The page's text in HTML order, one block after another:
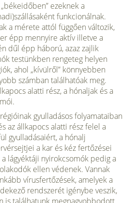
ezeknek a
funkcionálnak.
a mérete attól függően változik,
épp mennyire aktív illetve a
dűl épp háború, azaz zajlik
testünkben rengeteg helyen
ahol „kívülről” könnyebben
számban ta­lálhatóak meg.
alatti rész, a hónaljak és a
gyul­ladásos folyamataiban
az állkapocs alatti rész felel a
gyulladásaiért, a hónalj
a kar és kéz fertőzései
lágyéktáji nyirokcsomók pedig a
ellen védenek. Vannak
vírusfertőzések, ame­lyek a
rendszerét igénybe veszik,